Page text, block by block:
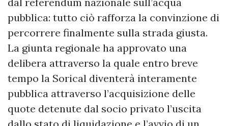
pubblica: tutto ciò rafforza la convinzione di
percorrere finalmente sulla strada giusta.
La giunta regionale ha approvato una
delibera attraverso la quale entro breve
tempo la Sorical diventerà interamente
pubblica attraverso l’acquisizione delle
quote detenute dal socio privato l’uscita